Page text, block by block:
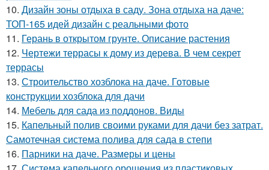
10. Дизайн зоны отдыха в саду. Зона отдыха на даче:
ТОП-165 идей дизайн с реальными фото
11. Герань в открытом грунте. Описание растения
12. Чертежи террасы к дому из дерева. В чем секрет
террасы
13. Строительство хозблока на даче. Готовые
конструкции хозблока для дачи
14. Мебель для сада из поддонов. Виды
15. Капельный полив своими руками для дачи без затрат.
Самотечная система полива для сада в степи
16. Парники на даче. Размеры и цены